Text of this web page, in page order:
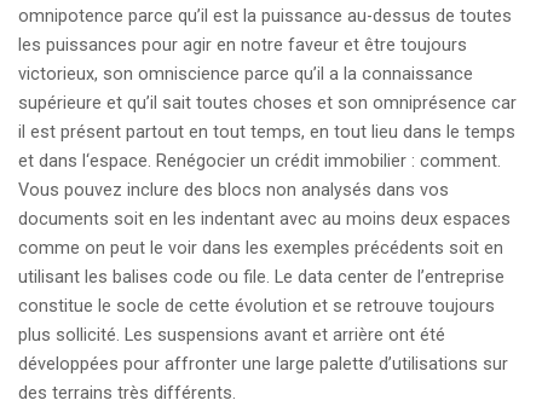
omnipotence parce qu’il est la puissance au-dessus de toutes
les puissances pour agir en notre faveur et être toujours
victorieux, son omniscience parce qu’il a la connaissance
supérieure et qu’il sait toutes choses et son omniprésence car
il est présent partout en tout temps, en tout lieu dans le temps
et dans l‘espace. Renégocier un crédit immobilier : comment.
Vous pouvez inclure des blocs non analysés dans vos
documents soit en les indentant avec au moins deux espaces
comme on peut le voir dans les exemples précédents soit en
utilisant les balises code ou file. Le data center de l’entreprise
constitue le socle de cette évolution et se retrouve toujours
plus sollicité. Les suspensions avant et arrière ont été
développées pour affronter une large palette d’utilisations sur
des terrains très différents.